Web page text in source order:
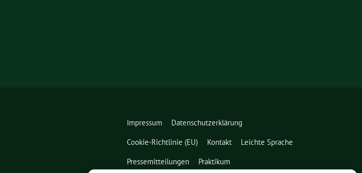
Impressum
Datenschutzerklärung
Cookie-Richtlinie (EU)
Kontakt
Leichte Sprache
Pressemitteilungen
Praktikum